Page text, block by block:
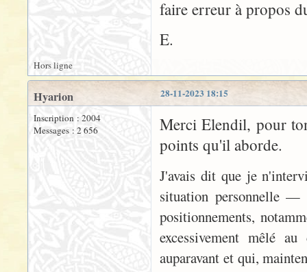
faire erreur à propos
E.
Hors ligne
28-11-2023 18:15
Hyarion
Inscription : 2004
Messages : 2 656
Merci Elendil, pour
points qu'il aborde.
J'avais dit que je
situation personnelle
positionnements,
excessivement mêlé
auparavant et qui,